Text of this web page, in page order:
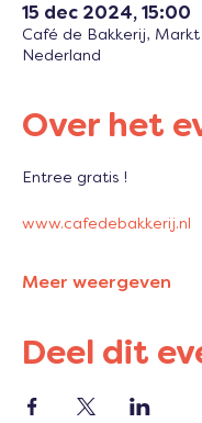
15 dec 2024, 15:00
Café de Bakkerij, Markt
Nederland
Over het
Entree gratis !
www.cafedebakkerij.nl
Meer weergeven
Deel dit